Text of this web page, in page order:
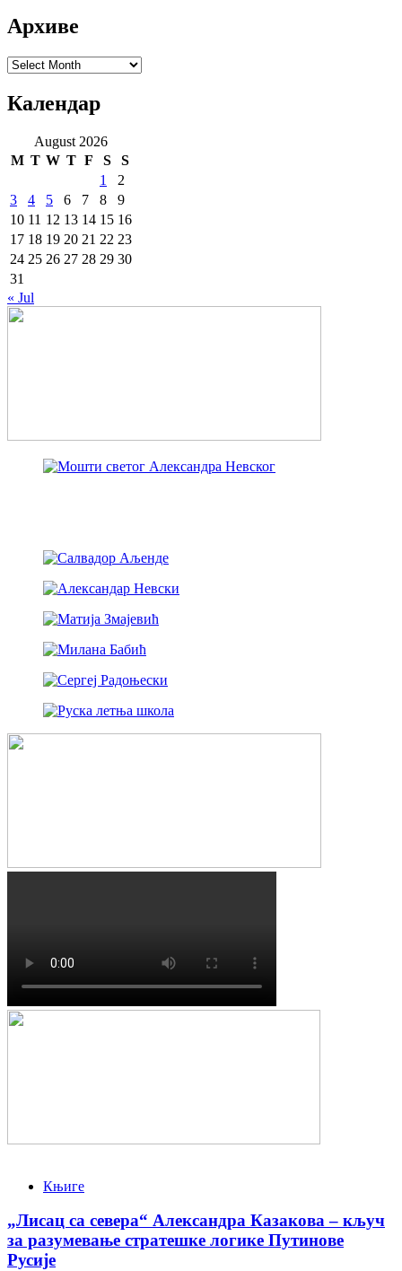
Архиве
Архиве
Календар
August 2026
M T W T F S
S
1
2
3
4 5 6 7 8
9
10 11 12 13 14 15 16
17 18 19 20 21 22 23
24 25 26 27 28 29 30
31
« Jul
Књиге
„Лисац са севера“ Александра Казакова – кључ
за разумевање стратешке логике Путинове
Русије